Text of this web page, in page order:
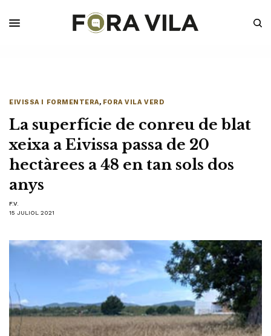
EIVISSA I FORMENTERA, FORA VILA VERD
La superfície de conreu de blat
xeixa a Eivissa passa de 20
hectàrees a 48 en tan sols dos
anys
F.V.
15 JULIOL 2021